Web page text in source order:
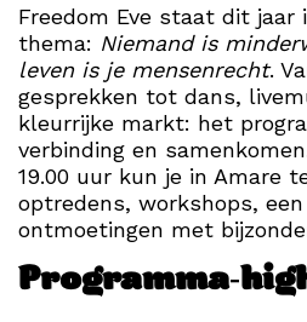
Freedom Eve staat dit
thema: Niemand is
leven is je mensenrecht.
gesprekken tot dans,
kleurrijke markt: het
verbinding en
19.00 uur kun je in Amare
optredens, workshops,
ontmoetingen met